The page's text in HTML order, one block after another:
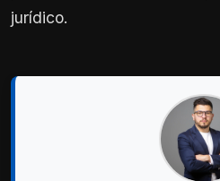
jurídico.